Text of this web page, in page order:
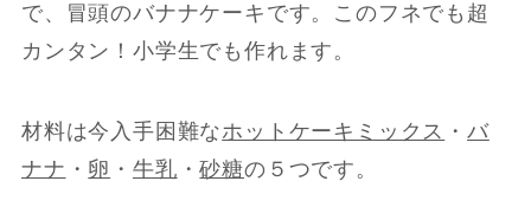
で、冒頭のバナナケーキです。このフネでも超
カンタン！小学生でも作れます。
材料は今入手困難なホットケーキミックス ・バ
ナナ ・ 卵 ・ 牛乳 ・砂糖の５つです。